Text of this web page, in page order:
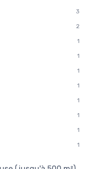
3
2
1
1
1
1
1
1
1
1